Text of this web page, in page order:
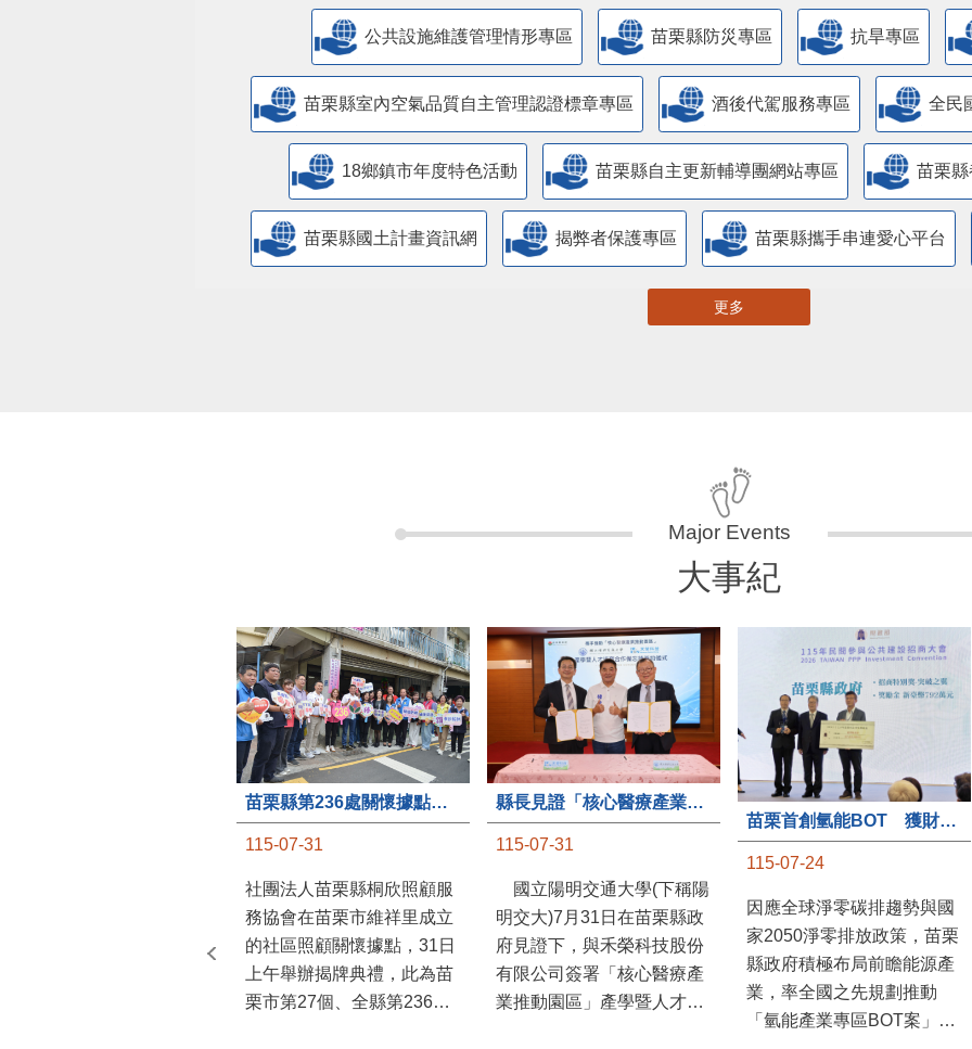
​公共設施維護管理情形專區 苗栗縣防災專區 抗旱專區
苗栗縣室內空氣品質自主管理認證標章專區 酒後代駕服務專區 全民
18鄉鎮市年度特色活動 苗栗縣自主更新輔導團網站專區 苗栗
苗栗縣國土計畫資訊網 揭弊者保護專區 苗栗縣攜手串連愛心平台
更多
大事紀
苗栗縣第236處關懷據點在苗栗市維祥里揭牌
115-07-31
社團法人苗栗縣桐欣照顧服
務協會在苗栗市維祥里成立
的社區照顧關懷據點，31日
上午舉辦揭牌典禮，此為苗
栗市第27個、全縣第236處
115-07-31
國立陽明交通大學(下稱陽
明交大)7月31日在苗栗縣政
府見證下，與禾榮科技股份
有限公司簽署「核心醫療產
業推動園區」產學暨人才培
苗栗首創氫能BOT 獲財政部「突破之翼」肯定
115-07-24
因應全球淨零碳排趨勢與國
家2050淨零排放政策，苗栗
縣政府積極布局前瞻能源產
業，率全國之先規劃推動
「氫能產業專區BOT案」，